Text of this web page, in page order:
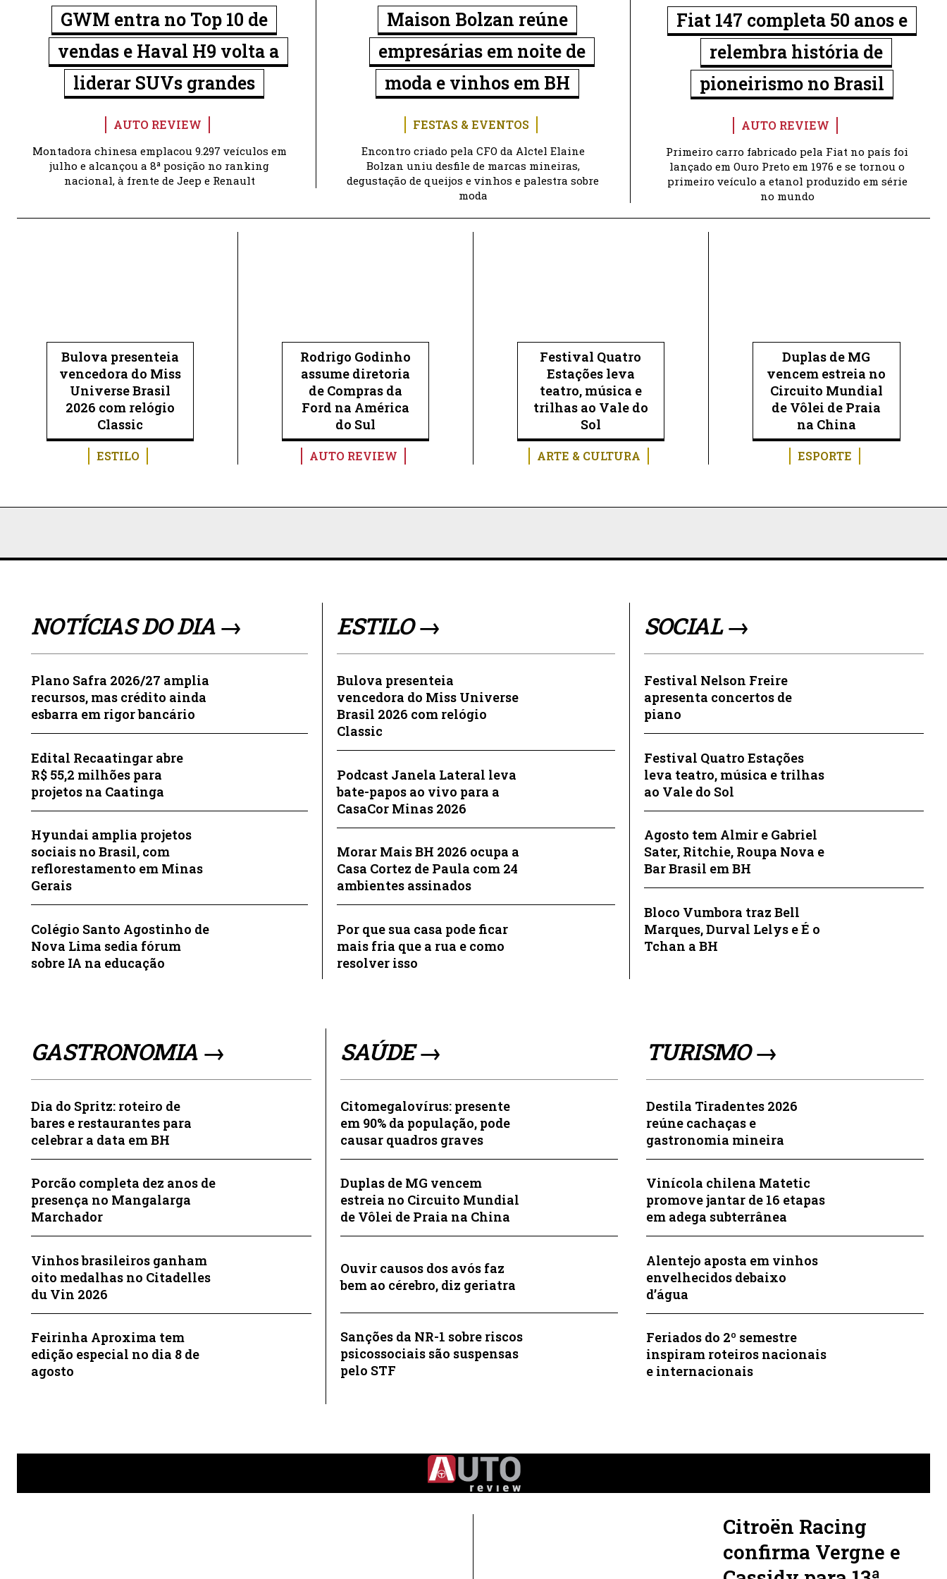
GWM entra no Top 10 de
vendas e Haval H9 volta a
liderar SUVs grandes
AUTO REVIEW
Montadora chinesa emplacou 9.297 veículos em
julho e alcançou a 8ª posição no ranking
nacional, à frente de Jeep e Renault
Maison Bolzan reúne
empresárias em noite de
moda e vinhos em BH
FESTAS & EVENTOS
Encontro criado pela CFO da Alctel Elaine
Bolzan uniu desfile de marcas mineiras,
degustação de queijos e vinhos e palestra sobre
moda
Fiat 147 completa 50 anos e
relembra história de
pioneirismo no Brasil
AUTO REVIEW
Primeiro carro fabricado pela Fiat no país foi
lançado em Ouro Preto em 1976 e se tornou o
primeiro veículo a etanol produzido em série
no mundo
Bulova presenteia
vencedora do Miss
Universe Brasil
2026 com relógio
Classic
ESTILO
Rodrigo Godinho
assume diretoria
de Compras da
Ford na América
do Sul
AUTO REVIEW
Festival Quatro
Estações leva
teatro, música e
trilhas ao Vale do
Sol
ARTE & CULTURA
Duplas de MG
vencem estreia no
Circuito Mundial
de Vôlei de Praia
na China
ESPORTE
NOTÍCIAS DO DIA →
Plano Safra 2026/27 amplia
recursos, mas crédito ainda
esbarra em rigor bancário
Edital Recaatingar abre
R$ 55,2 milhões para
projetos na Caatinga
Hyundai amplia projetos
sociais no Brasil, com
reflorestamento em Minas
Gerais
Colégio Santo Agostinho de
Nova Lima sedia fórum
sobre IA na educação
ESTILO →
Bulova presenteia
vencedora do Miss Universe
Brasil 2026 com relógio
Classic
Podcast Janela Lateral leva
bate-papos ao vivo para a
CasaCor Minas 2026
Morar Mais BH 2026 ocupa a
Casa Cortez de Paula com 24
ambientes assinados
Por que sua casa pode ficar
mais fria que a rua e como
resolver isso
SOCIAL →
Festival Nelson Freire
apresenta concertos de
piano
Festival Quatro Estações
leva teatro, música e trilhas
ao Vale do Sol
Agosto tem Almir e Gabriel
Sater, Ritchie, Roupa Nova e
Bar Brasil em BH
Bloco Vumbora traz Bell
Marques, Durval Lelys e É o
Tchan a BH
GASTRONOMIA →
Dia do Spritz: roteiro de
bares e restaurantes para
celebrar a data em BH
Porcão completa dez anos de
presença no Mangalarga
Marchador
Vinhos brasileiros ganham
oito medalhas no Citadelles
du Vin 2026
Feirinha Aproxima tem
edição especial no dia 8 de
agosto
SAÚDE →
Citomegalovírus: presente
em 90% da população, pode
causar quadros graves
Duplas de MG vencem
estreia no Circuito Mundial
de Vôlei de Praia na China
Ouvir causos dos avós faz
bem ao cérebro, diz geriatra
Sanções da NR-1 sobre riscos
psicossociais são suspensas
pelo STF
TURISMO →
Destila Tiradentes 2026
reúne cachaças e
gastronomia mineira
Vinícola chilena Matetic
promove jantar de 16 etapas
em adega subterrânea
Alentejo aposta em vinhos
envelhecidos debaixo
d’água
Feriados do 2º semestre
inspiram roteiros nacionais
e internacionais
Citroën Racing
confirma Vergne e